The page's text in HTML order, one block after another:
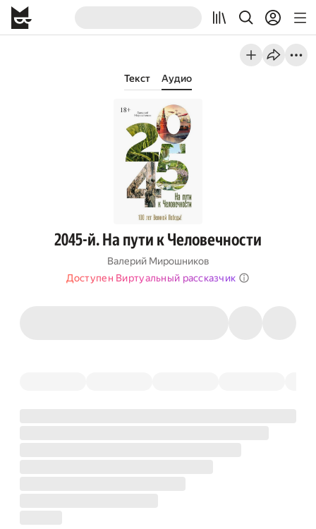
Текст Аудио
2045-й. На пути к Человечности
Валерий Мирошников
Доступен Виртуальный рассказчик